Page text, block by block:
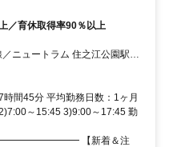
／育休取得率90％以上
ニュートラム 住之江公園駅か
間45分 平均勤務日数：1ヶ月
～15:45 3)9:00～17:45 勤
【新着＆注